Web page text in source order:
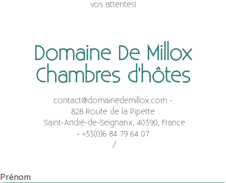
vos attentes!
Domaine De Millox
Chambres d'hôtes
contact@domainedemillox.com -
828 Route de la Pipette
Saint-André-de-Seignanx, 40390, France
- +33(0)6 84 79 64 07
/
Prénom